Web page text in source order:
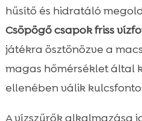
hűsítő és hidratáló
Csöpögő csapok friss
játékra ösztönözve a
magas hőmérséklet által
ellenében válik
A vízszűrők alkalmazása